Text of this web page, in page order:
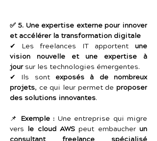
✅ 5. Une expertise externe pour innover
et accélérer la transformation digitale
✔ Les freelances IT apportent une
vision nouvelle et une expertise à
jour sur les technologies émergentes.
✔ Ils sont exposés à de nombreux
projets, ce qui leur permet de proposer
des solutions innovantes.
📌 Exemple : Une entreprise qui migre
vers le cloud AWS peut embaucher un